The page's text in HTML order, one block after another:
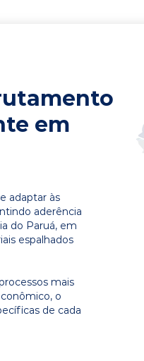
em
adaptar às
aderência
do Paruá, em
espalhados
mais
o
de cada